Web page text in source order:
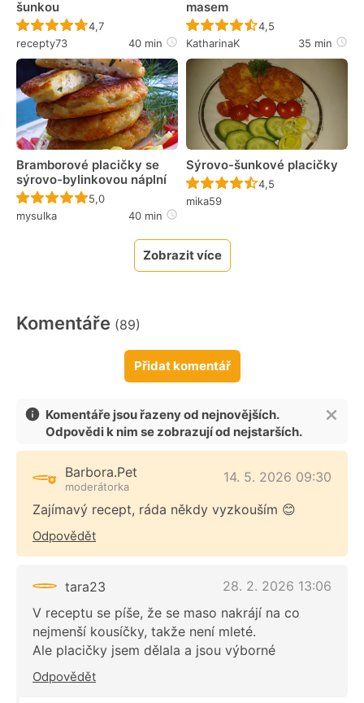
šunkou
Recept ještě nebyl hodnocen
4,7
recepty73
40 min
masem
Recept ještě nebyl
4,5
KatharinaK
35 min
Bramborové placičky se
sýrovo-bylinkovou náplní
Recept ještě nebyl hodnocen
5,0
mysulka
40 min
Sýrovo-šunkové placičky
Recept ještě nebyl
4,5
mika59
Zobrazit více
Komentáře (89)
Přidat komentář
Komentáře jsou řazeny od nejnovějších.
Odpovědi k nim se zobrazují od nejstarších.
Barbora.Pet
moderátorka
14. 5. 2026 09:30
Zajímavý recept, ráda někdy vyzkouším 😊
Odpovědět
tara23
28. 2. 2026 13:06
V receptu se píše, že se maso nakrájí na co
nejmenší kousíčky, takže není mleté.
Ale placičky jsem dělala a jsou výborné
Odpovědět